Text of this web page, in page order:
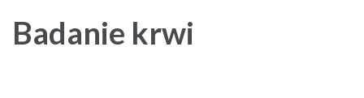
Badanie krwi